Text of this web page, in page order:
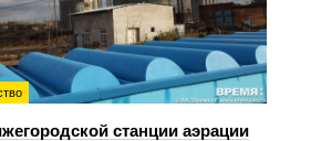
станции аэрации